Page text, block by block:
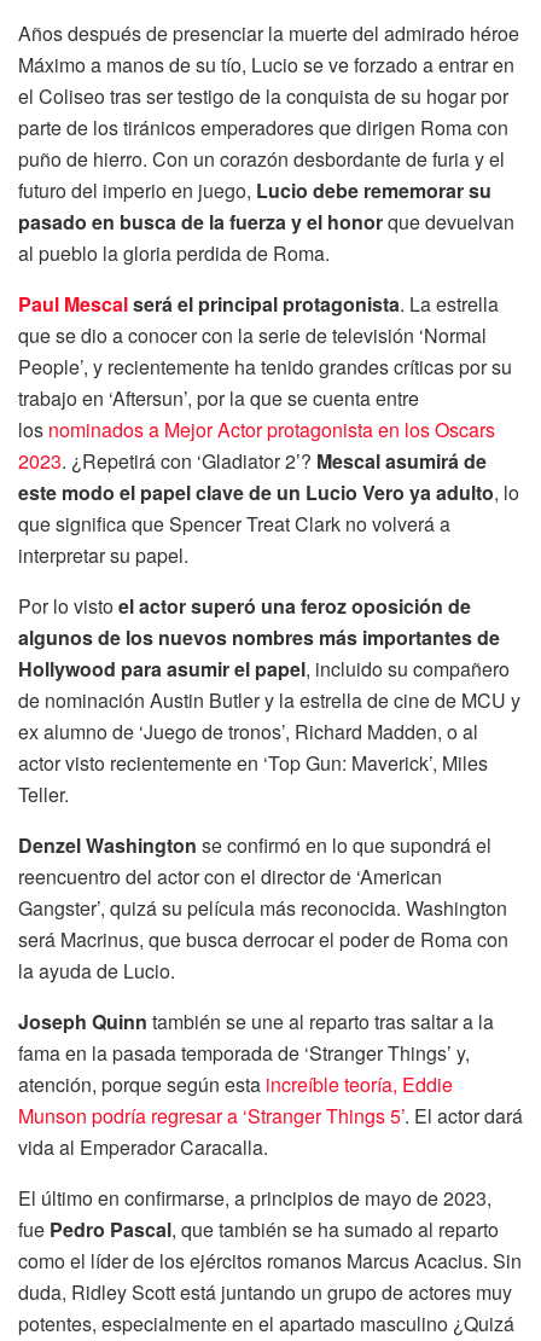
Años después de presenciar la muerte del admirado héroe
Máximo a manos de su tío, Lucio se ve forzado a entrar en
el Coliseo tras ser testigo de la conquista de su hogar por
parte de los tiránicos emperadores que dirigen Roma con
puño de hierro. Con un corazón desbordante de furia y el
futuro del imperio en juego, Lucio debe rememorar su
pasado en busca de la fuerza y el honorque devuelvan
al pueblo la gloria perdida de Roma.
Paul Mescalserá el principal protagonista. La estrella
que se dio a conocer con la serie de televisión ‘Normal
People’, y recientemente ha tenido grandes críticas por su
trabajo en ‘Aftersun’, por la que se cuenta entre
los nominados a Mejor Actor protagonista en los Oscars
2023. ¿Repetirá con ‘Gladiator 2’? Mescal asumirá de
este modo el papel clave de un Lucio Vero ya adulto, lo
que significa que Spencer Treat Clark no volverá a
interpretar su papel.
Por lo vistoel actor superó una feroz oposición de
algunos de los nuevos nombres más importantes de
Hollywood para asumir el papel, incluido su compañero
de nominación Austin Butler y la estrella de cine de MCU y
ex alumno de ‘Juego de tronos’, Richard Madden, o al
actor visto recientemente en ‘Top Gun: Maverick’, Miles
Teller.
Denzel Washington se confirmó en lo que supondrá el
reencuentro del actor con el director de ‘American
Gangster’, quizá su película más reconocida. Washington
será Macrinus, que busca derrocar el poder de Roma con
la ayuda de Lucio.
Joseph Quinn también se une al reparto tras saltar a la
fama en la pasada temporada de ‘Stranger Things’ y,
atención, porque según esta increíble teoría, Eddie
Munson podría regresar a ‘Stranger Things 5’. El actor dará
vida al Emperador Caracalla.
El último en confirmarse, a principios de mayo de 2023,
fue Pedro Pascal, que también se ha sumado al reparto
como el líder de los ejércitos romanos Marcus Acacius. Sin
duda, Ridley Scott está juntando un grupo de actores muy
potentes, especialmente en el apartado masculino ¿Quizá